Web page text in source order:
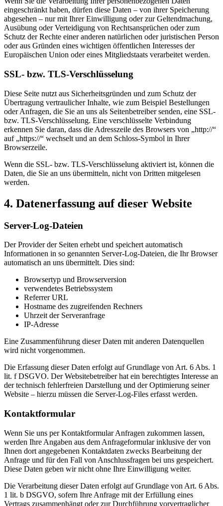
eingeschränkt haben, dürfen diese Daten – von ihrer Speicherung
abgesehen – nur mit Ihrer Einwilligung oder zur Geltendmachung,
Ausübung oder Verteidigung von Rechtsansprüchen oder zum
Schutz der Rechte einer anderen natürlichen oder juristischen Person
oder aus Gründen eines wichtigen öffentlichen Interesses der
Europäischen Union oder eines Mitgliedstaats verarbeitet werden.
SSL- bzw. TLS-Verschlüsselung
Diese Seite nutzt aus Sicherheitsgründen und zum Schutz der
Übertragung vertraulicher Inhalte, wie zum Beispiel Bestellungen
oder Anfragen, die Sie an uns als Seitenbetreiber senden, eine SSL-
bzw. TLS-Verschlüsselung. Eine verschlüsselte Verbindung
erkennen Sie daran, dass die Adresszeile des Browsers von „http://“
auf „https://“ wechselt und an dem Schloss-Symbol in Ihrer
Browserzeile.
Wenn die SSL- bzw. TLS-Verschlüsselung aktiviert ist, können die
Daten, die Sie an uns übermitteln, nicht von Dritten mitgelesen
werden.
4. Datenerfassung auf dieser Website
Server-Log-Dateien
Der Provider der Seiten erhebt und speichert automatisch
Informationen in so genannten Server-Log-Dateien, die Ihr Browser
automatisch an uns übermittelt. Dies sind:
Browsertyp und Browserversion
verwendetes Betriebssystem
Referrer URL
Hostname des zugreifenden Rechners
Uhrzeit der Serveranfrage
IP-Adresse
Eine Zusammenführung dieser Daten mit anderen Datenquellen
wird nicht vorgenommen.
Die Erfassung dieser Daten erfolgt auf Grundlage von Art. 6 Abs. 1
lit. f DSGVO. Der Websitebetreiber hat ein berechtigtes Interesse an
der technisch fehlerfreien Darstellung und der Optimierung seiner
Website – hierzu müssen die Server-Log-Files erfasst werden.
Kontaktformular
Wenn Sie uns per Kontaktformular Anfragen zukommen lassen,
werden Ihre Angaben aus dem Anfrageformular inklusive der von
Ihnen dort angegebenen Kontaktdaten zwecks Bearbeitung der
Anfrage und für den Fall von Anschlussfragen bei uns gespeichert.
Diese Daten geben wir nicht ohne Ihre Einwilligung weiter.
Die Verarbeitung dieser Daten erfolgt auf Grundlage von Art. 6 Abs.
1 lit. b DSGVO, sofern Ihre Anfrage mit der Erfüllung eines
Vertrags zusammenhängt oder zur Durchführung vorvertraglicher